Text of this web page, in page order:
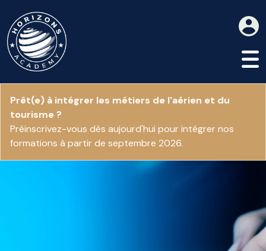
Prêt(e) à intégrer les métiers de l'aérien et du
tourisme ?
Préinscrivez-vous dès aujourd'hui pour intégrer nos
formations à partir de septembre 2026.